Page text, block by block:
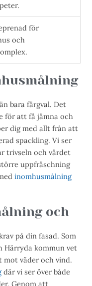
för
och
bara färgval. Det
för att få jämna och
dig med allt från att
spackling. Vi ser
trivseln och värdet
uppfräschning
inomhusmålning
och
på din fasad. Som
Härryda kommun vet
mot väder och vind.
där vi ser över både
Genom att